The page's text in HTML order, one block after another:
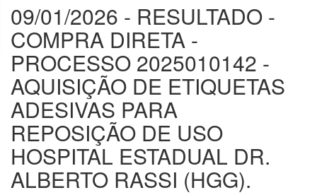
09/01/2026 - RESULTADO -
COMPRA DIRETA -
PROCESSO 2025010142 -
AQUISIÇÃO DE ETIQUETAS
ADESIVAS PARA
REPOSIÇÃO DE USO
HOSPITAL ESTADUAL DR.
ALBERTO RASSI (HGG).